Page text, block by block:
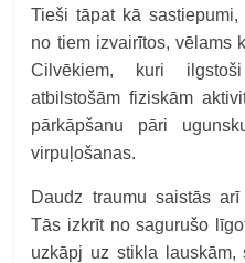
Tieši tāpat kā
no tiem izvairītos, vēlams
Cilvēkiem, kuri
atbilstošām fiziskām
pārkāpšanu pāri
virpuļošanas.
Daudz traumu saistās
Tās izkrīt no sagurušo
uzkāpj uz stikla lauskām,